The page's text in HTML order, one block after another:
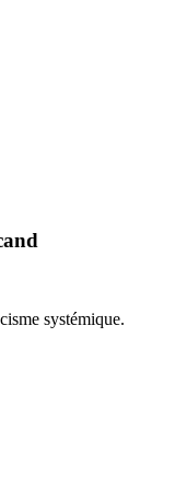
systémique.